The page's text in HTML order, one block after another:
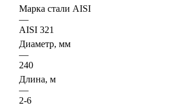
Марка стали AISI
—
AISI 321
Диаметр, мм
—
240
Длина, м
—
2-6